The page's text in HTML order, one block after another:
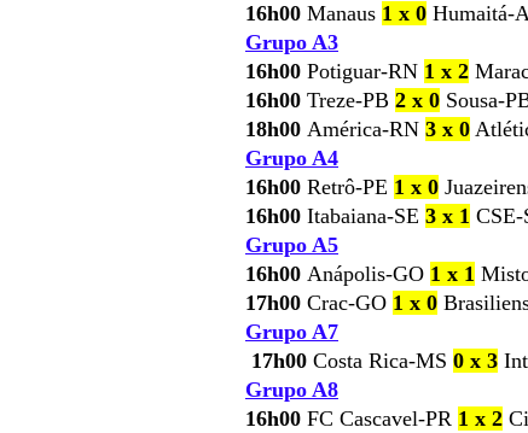
16h00 Manaus 1 x 0 Humaitá-
Grupo A3
16h00 Potiguar-RN 1 x 2
16h00 Treze-PB 2 x 0 Sousa-
18h00 América-RN 3 x 0
Grupo A4
16h00 Retrô-PE 1 x 0
16h00 Itabaiana-SE 3 x 1
Grupo A5
16h00 Anápolis-GO 1 x 1
17h00 Crac-GO 1 x 0
Grupo A7
17h00 Costa Rica-MS 0 x 3
Grupo A8
16h00 FC Cascavel-PR 1 x 2